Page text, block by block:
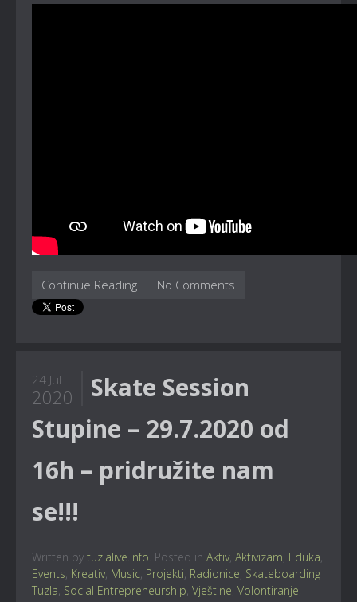
Continue Reading No Comments
24 Jul
2020
Skate Session
Stupine – 29.7.2020 od
16h – pridružite nam
se!!!
Written by tuzlalive.info . Posted in Aktiv, Aktivizam Eduka
Events Kreativ, Music Projekti Radionice Skateboarding
Tuzla Social Entrepreneurship Vještine Volontiranje